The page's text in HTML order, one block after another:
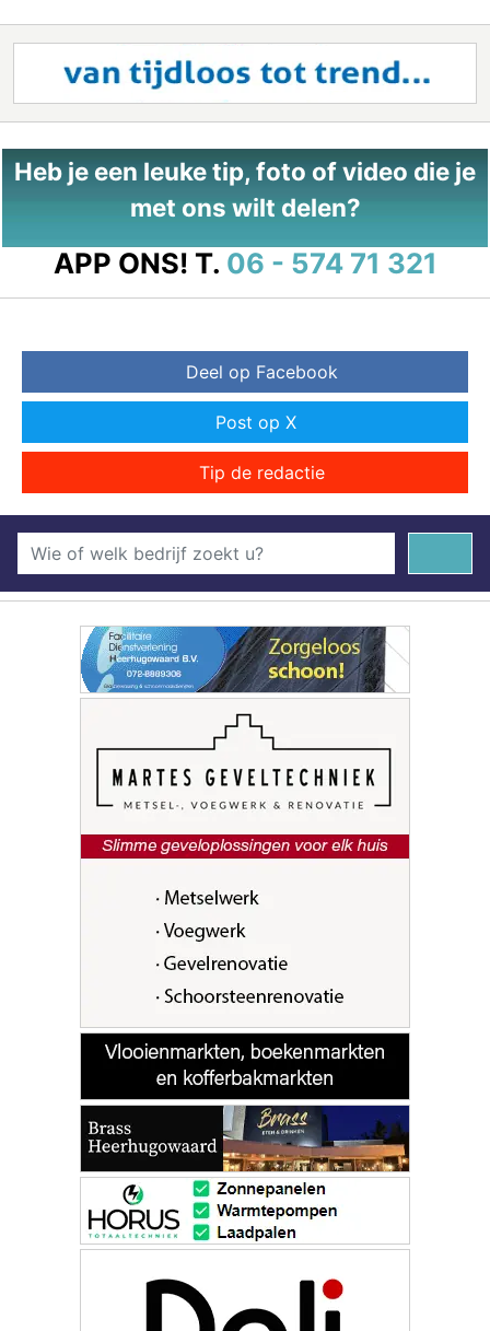
Heb je een leuke tip, foto of video die je
met ons wilt delen?
APP ONS! T. 06 - 574 71 321
Deel op Facebook
Post op X
Tip de redactie